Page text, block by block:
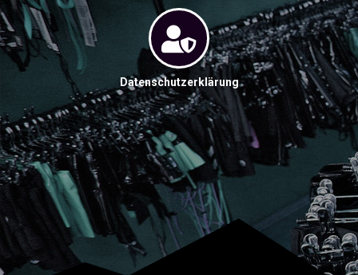
Datenschutzerklärung